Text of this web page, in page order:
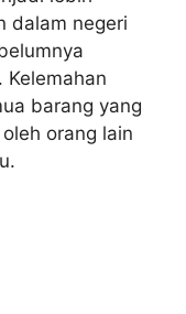
dalam negeri
barang yang
orang lain